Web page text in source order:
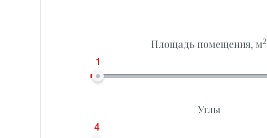
Площадь помещения, м2
1
Углы
4